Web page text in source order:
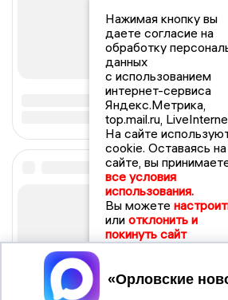
Нажимая кнопку вы
даете согласие на
обработку
данных
с использованием
интернет-сервиса
Яндекс.Метрика,
top.mail.ru,
На сайте
cookie. Оставаясь на
сайте, вы
все условия
использования.
Вы можете
или отклонить и
покинуть сайт
Принять